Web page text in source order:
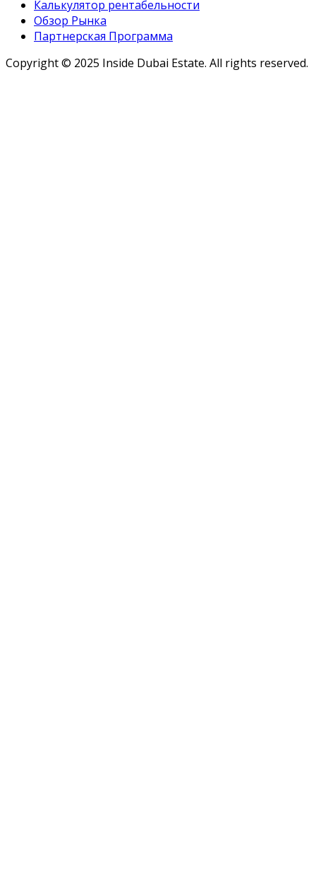
Калькулятор рентабельности
Обзор Рынка
Партнерская Программа
Copyright © 2025 Inside Dubai Estate. All rights reserved.